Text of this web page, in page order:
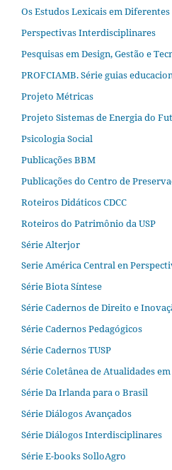
Os Estudos Lexicais em
Perspectivas Interdisciplinares
Pesquisas em Design, Gestão e
PROFCIAMB. Série guias
Projeto Métricas
Projeto Sistemas de Energia do
Psicologia Social
Publicações BBM
Publicações do Centro de
Roteiros Didáticos CDCC
Roteiros do Patrimônio da USP
Série Alterjor
Serie América Central en
Série Biota Síntese
Série Cadernos de Direito e
Série Cadernos Pedagógicos
Série Cadernos TUSP
Série Coletânea de Atualidades
Série Da Irlanda para o Brasil
Série Diálogos Avançados
Série Diálogos Interdisciplinares
Série E-books SolloAgro